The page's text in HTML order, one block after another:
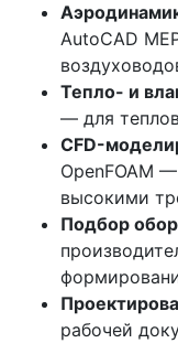
AutoCAD
Тепло- и
— для
CFD-
OpenFOAM
высокими
Подбор
рабочей